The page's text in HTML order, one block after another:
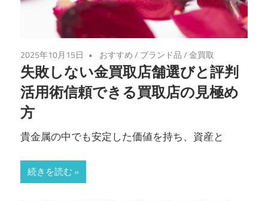
2025年10月15日 おすすめ/ ブランド品/金買取
失敗しない金買取店舗選びと評判
活用術信頼できる買取店の見極め
方
貴金属の中でも安定した価値を持ち、資産と
続きを読む